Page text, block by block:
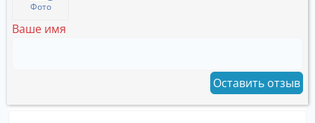
Фото
Ваше имя
Оставить отзыв